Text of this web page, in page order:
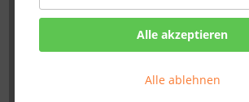
Alle akzeptieren
Alle ablehnen